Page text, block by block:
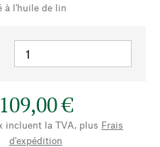
à l'huile de lin
109,00 €
incluent la TVA, plus Frais
d'expédition